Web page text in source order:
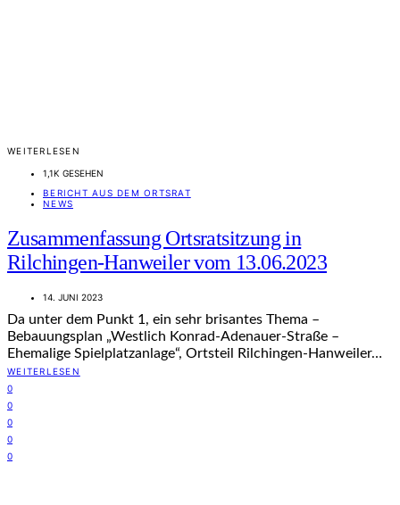
WEITERLESEN
1,1K GESEHEN
BERICHT AUS DEM ORTSRAT
NEWS
Zusammenfassung Ortsratsitzung in
Rilchingen-Hanweiler vom 13.06.2023
14. JUNI 2023
Da unter dem Punkt 1, ein sehr brisantes Thema –
Bebauungsplan „Westlich Konrad-Adenauer-Straße –
Ehemalige Spielplatzanlage“, Ortsteil Rilchingen-Hanweiler…
WEITERLESEN
0
0
0
0
0